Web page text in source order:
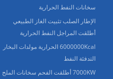
سخانات النفط الحرارية
الإطار الصلب تثبيت الغاز الطبيعي
أطلقت المراجل النفط الحرارية
6000000Kcal الحرارية مولدات البخار
التدفئة النفط
7000KW أطلقت الفحم سخانات الملح